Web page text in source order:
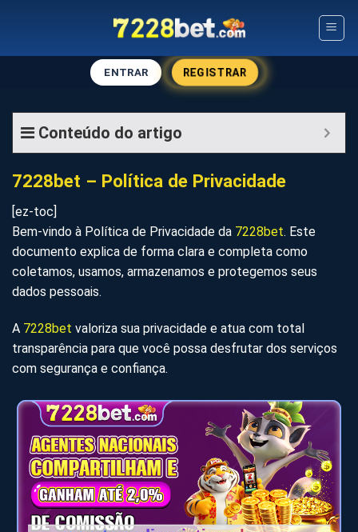
ENTRAR REGISTRAR
Conteúdo do artigo
7228bet – Política de Privacidade
[ez-toc]
Bem-vindo à Política de Privacidade da 7228bet. Este
documento explica de forma clara e completa como
coletamos, usamos, armazenamos e protegemos seus
dados pessoais.
A 7228bet valoriza sua privacidade e atua com total
transparência para que você possa desfrutar dos serviços
com segurança e confiança.